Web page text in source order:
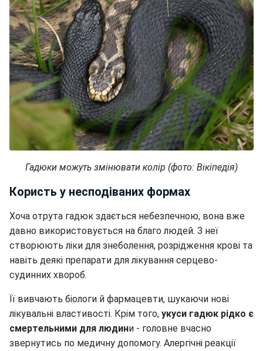
Гадюки можуть змінювати колір (фото: Вікіпедія)
Користь у несподіваних формах
Хоча отрута гадюк здається небезпечною, вона вже
давно використовується на благо людей. З неї
створюють ліки для знеболення, розрідження крові та
навіть деякі препарати для лікування серцево-
судинних хвороб.
Її вивчають біологи й фармацевти, шукаючи нові
лікувальні властивості. Крім того, укуси гадюк рідко є
смертельними для людини - головне вчасно
звернутись по медичну допомогу. Алергічні реакції